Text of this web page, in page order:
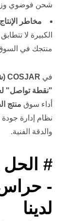
شحن فوضوي
مخاطر
الكبيرة لا
منتجك في
في COSJAR (شركة تايوان K.K.)
"نقطة تواصل"
أداء سوق منتج
نظام إدارة
والدقة الفنية.
-
لدينا